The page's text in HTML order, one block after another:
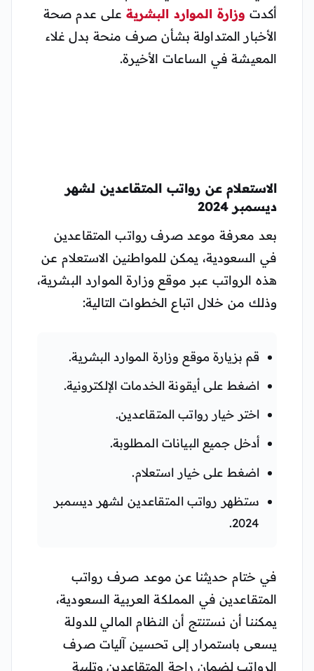
أكدت وزارة الموارد البشرية على عدم صحة
الأخبار المتداولة بشأن صرف منحة بدل غلاء
المعيشة في الساعات الأخيرة.
الاستعلام عن رواتب المتقاعدين لشهر
ديسمبر 2024
بعد معرفة موعد صرف رواتب المتقاعدين
في السعودية، يمكن للمواطنين الاستعلام عن
هذه الرواتب عبر موقع وزارة الموارد البشرية،
وذلك من خلال اتباع الخطوات التالية:
قم بزيارة موقع وزارة الموارد البشرية.
اضغط على أيقونة الخدمات الإلكترونية.
اختر خيار رواتب المتقاعدين.
أدخل جميع البيانات المطلوبة.
اضغط على خيار استعلام.
ستظهر رواتب المتقاعدين لشهر ديسمبر
2024.
في ختام حديثنا عن موعد صرف رواتب
المتقاعدين في المملكة العربية السعودية،
يمكننا أن نستنتج أن النظام المالي للدولة
يسعى باستمرار إلى تحسين آليات صرف
الرواتب لضمان راحة المتقاعدين وتلبية